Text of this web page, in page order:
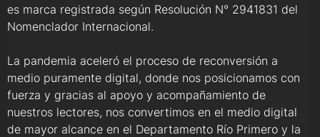
es marca registrada según Resolución N° 2941831 del
Nomenclador Internacional.
La pandemia aceleró el proceso de reconversión a
medio puramente digital, donde nos posicionamos con
fuerza y gracias al apoyo y acompañamiento de
nuestros lectores, nos convertimos en el medio digital
de mayor alcance en el Departamento Río Primero y la